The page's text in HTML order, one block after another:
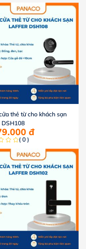
thẻ từ cho khách sạn
đ
( 0 )